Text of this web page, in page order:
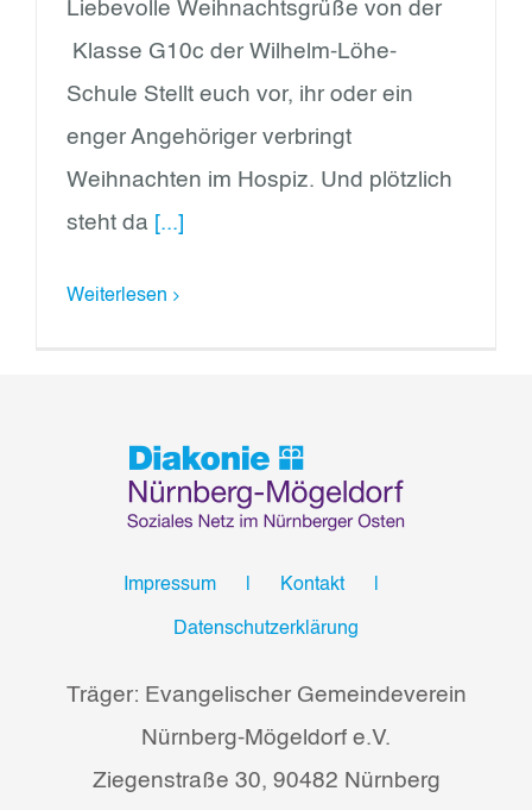
Liebevolle Weihnachtsgrüße von der
Klasse G10c der Wilhelm-Löhe-
Schule Stellt euch vor, ihr oder ein
enger Angehöriger verbringt
Weihnachten im Hospiz. Und plötzlich
steht da [...]
Weiterlesen
Impressum Kontakt
Datenschutzerklärung
Träger: Evangelischer Gemeindeverein
Nürnberg-Mögeldorf e.V.
Ziegenstraße 30, 90482 Nürnberg